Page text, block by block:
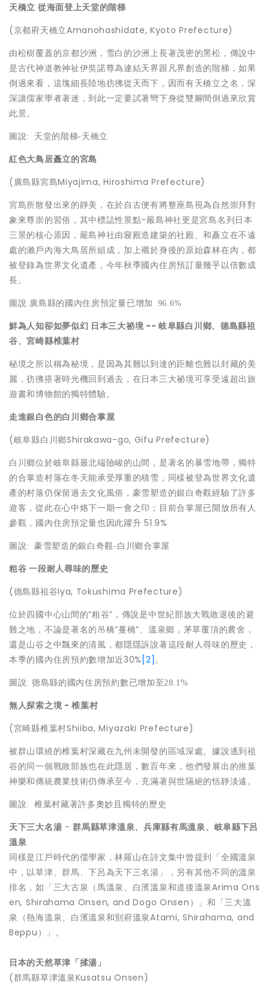
天橋立 從海面登上天堂的階梯
(京都府天橋立Amanohashidate, Kyoto Prefecture)
由松樹覆蓋的京都沙洲，雪白的沙洲上長著茂密的黑松，傳說中
是古代神道教神祉伊奘諾尊為連結天界跟凡界創造的階梯，如果
倒過來看，這塊細長陸地彷彿從天而下，因而有天橋立之名，深
深讓儒家學者著迷，到此一定要試著彎下身從雙腳間倒過來欣賞
此景。
圖說: 天堂的階梯- 天橋立
紅色大鳥居矗立的宮島
(廣島縣宮島Miyajima, Hiroshima Prefecture)
宮島所散發出來的靜美，在於自古便有將整座島視為自然崇拜對
象來尊崇的習俗，其中標誌性景點-嚴島神社更是宮島名列日本
三景的核心原因，嚴島神社由寢殿造建築的社殿、和矗立在不遠
處的瀨戶內海大鳥居所組成，加上襯於身後的原始森林在內，都
被登錄為世界文化遺產，今年秋季國內住房預訂量幾乎以倍數成
長。
圖說: 廣島縣的國內住房預定量已增加 96.6%
鮮為人知卻如夢似幻 日本三大祕境 --岐阜縣白川鄉、 德島縣祖
谷、宮崎縣椎葉村
秘境之所以稱為秘境，是因為其難以到達的距離也難以封藏的美
麗，彷彿搭著時光機回到過去，在日本三大祕境可享受遠超出旅
遊書和博物館的獨特體驗。
走進銀白色的白川鄉合掌屋
(岐阜縣白川鄉Shirakawa-go, Gifu Prefecture)
白川鄉位於岐阜縣最北端險峻的山間，是著名的暴雪地帶，獨特
的合掌造村落在冬天能承受厚重的積雪，同樣被登為世界文化遺
產的村落仍保留過去文化風俗，豪雪塑造的銀白奇觀經驗了許多
遊客，從此在心中烙下一期一會之印；目前合掌屋已開放所有人
參觀，國內住房預定量也因此躍升 51.9%
圖說: 豪雪塑造的銀白奇觀- 白川鄉合掌屋
粗谷 一段耐人尋味的歷史
(德島縣祖谷Iya, Tokushima Prefecture)
位於四國中心山間的”粗谷”，傳說是中世紀部族大戰敗退後的避
難之地，不論是著名的吊橋”蔓橋”、溫泉鄉，茅草覆頂的農舍，
還是山谷之中飄來的清風，都隱隱訴說著這段耐人尋味的歷史，
本季的國內住房預約數增加近30% [2] 。
圖說: 德島縣的國內住房預約數已增加至28.1%
無人探索之境 -椎葉村
(宮崎縣椎葉村Shiiba, Miyazaki Prefecture)
被群山環繞的椎葉村深藏在九州未開發的區域深處。據說逃到祖
谷的同一個戰敗部族也在此隱居，數百年來，他們發展出的推葉
神樂和傳統農業技術仍傳承至今，充滿著與世隔絕的恬靜淡遠。
圖說: 椎葉村藏著許多奧妙且獨特的歷史
天下三大名湯 -群馬縣草津溫泉、兵庫縣有馬溫泉、岐阜縣下呂
溫泉
同樣是江戶時代的儒學家，林羅山在詩文集中曾提到「全國溫泉
中，以草津、群馬、下呂為天下三名湯」，另有其他不同的溫泉
排名，如「三大古泉（馬溫泉、白濱溫泉和道後溫泉Arima Ons
en, Shirahama Onsen, and Dogo Onsen）」和「三大溫
泉（熱海溫泉、白濱溫泉和別府溫泉Atami, Shirahama, and
Beppu）」。
日本的天然草津 「揉湯」
(群馬縣草津溫泉Kusatsu Onsen)